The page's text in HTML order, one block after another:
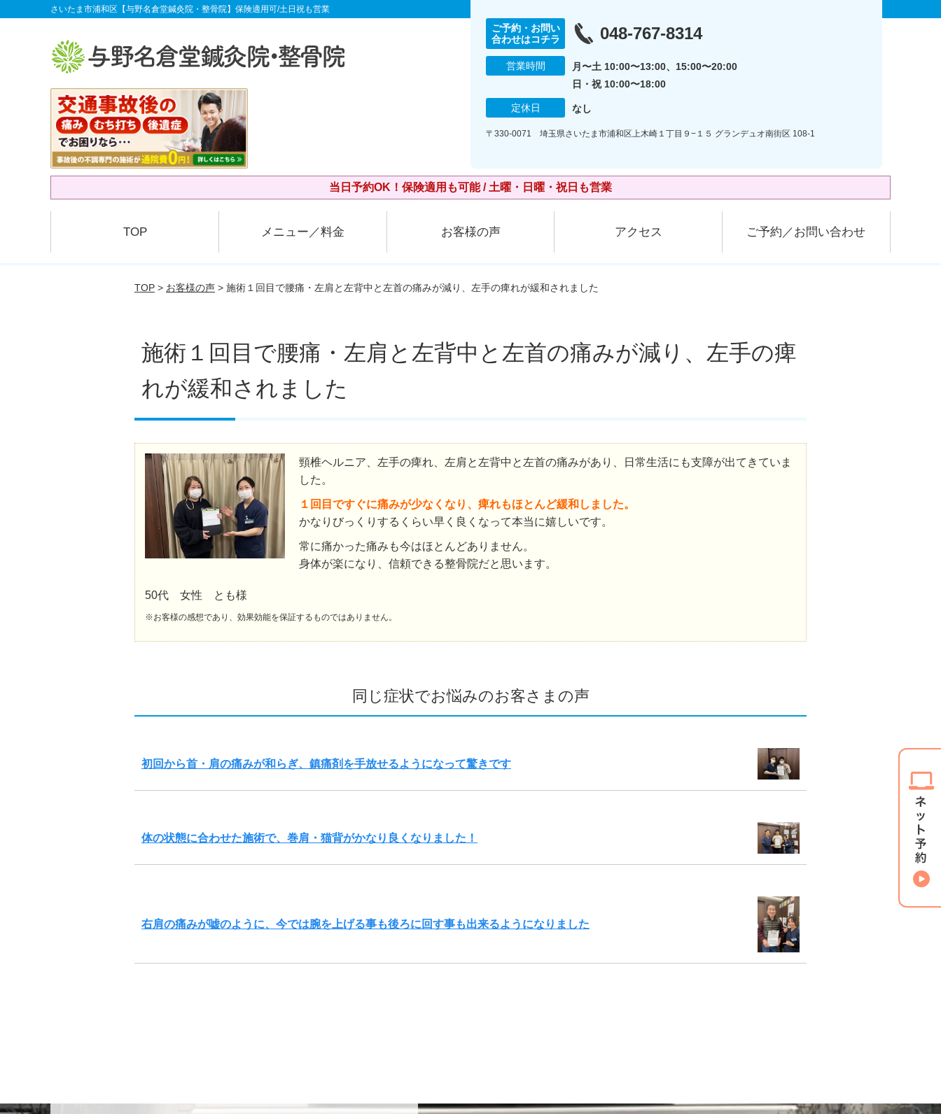
さいたま市浦和区【与野名倉堂鍼灸院・整骨院】保険適用可/土日祝も営業
ご予約・お問い
合わせはコチラ
048-767-8314
営業時間
月〜土 10:00〜13:00、15:00〜20:00
日・祝 10:00〜18:00
定休日 なし
〒330-0071 埼玉県さいたま市浦和区上木崎１丁目９−１５ グランデュオ南街区 108-1
当日予約OK！保険適用も可能 / 土曜・日曜・祝日も営業
TOP メニュー／料金 お客様の声 アクセス ご予約／お問い合わせ
TOP > お客様の声 > 施術１回目で腰痛・左肩と左背中と左首の痛みが減り、左手の痺れが緩和されました
施術１回目で腰痛・左肩と左背中と左首の痛みが減り、左手の痺
れが緩和されました
頸椎ヘルニア、左手の痺れ、左肩と左背中と左首の痛みがあり、日常生活にも支障が出てきていま
した。
１回目ですぐに痛みが少なくなり、痺れもほとんど緩和しました。
かなりびっくりするくらい早く良くなって本当に嬉しいです。
常に痛かった痛みも今はほとんどありません。
身体が楽になり、信頼できる整骨院だと思います。
50代 女性 とも様
※お客様の感想であり、効果効能を保証するものではありません。
同じ症状でお悩みのお客さまの声
初回から首・肩の痛みが和らぎ、鎮痛剤を手放せるようになって驚きです
体の状態に合わせた施術で、巻肩・猫背がかなり良くなりました！
右肩の痛みが嘘のように、今では腕を上げる事も後ろに回す事も出来るようになりました